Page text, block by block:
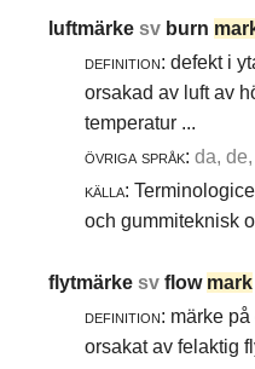
luftmärkesv burn
definition: defekt i
orsakad av luft av
temperatur ...
övriga språk: da,
källa:
och gummiteknisk
flytmärkesvflow mark
definition: märke på
orsakat av felaktig